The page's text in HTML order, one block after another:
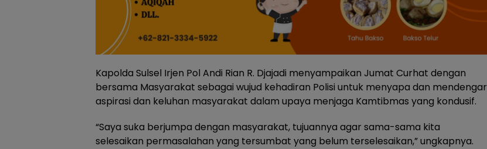
Kapolda Sulsel Irjen Pol Andi Rian R. Djajadi menyampaikan Jumat Curhat dengan
bersama Masyarakat sebagai wujud kehadiran Polisi untuk menyapa dan mendengar
aspirasi dan keluhan masyarakat dalam upaya menjaga Kamtibmas yang kondusif.
“Saya suka berjumpa dengan masyarakat, tujuannya agar sama-sama kita
selesaikan permasalahan yang tersumbat yang belum terselesaikan,” ungkapnya.